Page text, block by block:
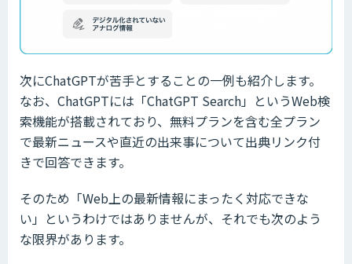
次にChatGPTが苦手とすることの一例も紹介します。
なお、ChatGPTには「ChatGPT Search」というWeb検
索機能が搭載されており、無料プランを含む全プラン
で最新ニュースや直近の出来事について出典リンク付
きで回答できます。
そのため「Web上の最新情報にまったく対応できな
い」というわけではありませんが、それでも次のよう
な限界があります。